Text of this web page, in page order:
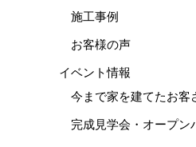
施工事例
お客様の声
イベント情報
今まで家を建てたお客
完成見学会・オープン